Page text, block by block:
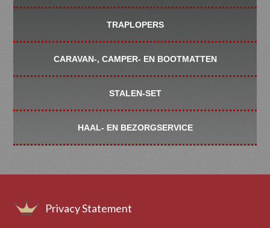
TRAPLOPERS
CARAVAN-, CAMPER- EN BOOTMATTEN
STALEN-SET
HAAL- EN BEZORGSERVICE
FooterPrivacy Statement